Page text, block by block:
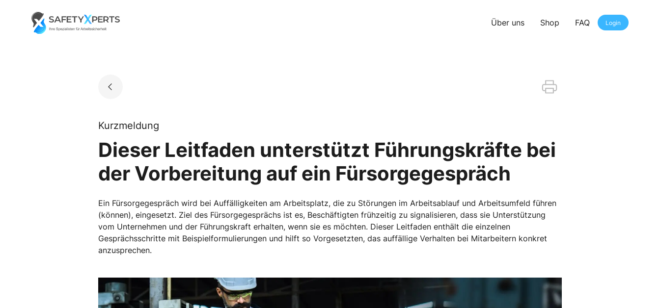
Go to landing page.
Über uns Shop FAQ Login
Kurzmeldung
Dieser Leitfaden unterstützt Führungskräfte bei
der Vorbereitung auf ein Fürsorgegespräch
Ein Fürsorgegespräch wird bei Auffälligkeiten am Arbeitsplatz, die zu Störungen im Arbeitsablauf und Arbeitsumfeld führen
(können), eingesetzt. Ziel des Fürsorgegesprächs ist es, Beschäftigten frühzeitig zu signalisieren, dass sie Unterstützung
vom Unternehmen und der Führungskraft erhalten, wenn sie es möchten. Dieser Leitfaden enthält die einzelnen
Gesprächsschritte mit Beispielformulierungen und hilft so Vorgesetzten, das auffällige Verhalten bei Mitarbeitern konkret
anzusprechen.